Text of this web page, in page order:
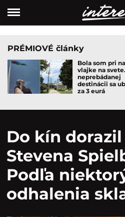
PRÉMIOVÉ články
Bola som pri
vlajke na
neprebádanej
destinácii sa
za 3 eurá
Do kín
Stevena
Podľa
odhalenia